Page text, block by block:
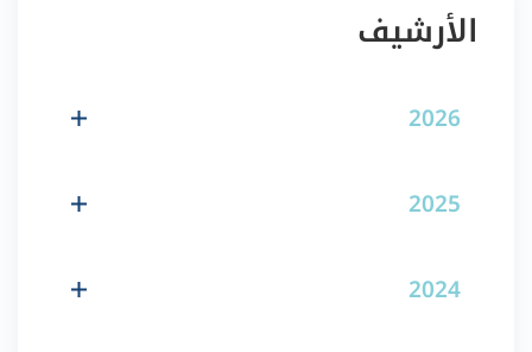
الأرشيف
2026
2025
2024